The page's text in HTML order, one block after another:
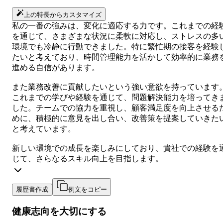
上の特長からカスタマイズ
私の一番の強みは、変化に適応する力です。これまでの経
を通じて、さまざまな状況に柔軟に対応し、ストレスの多
環境でも冷静に行動できました。特に繁忙期の接客を経験
たいと考えており、時間管理能力を活かして効率的に業務
進める自信があります。
また業務改善に貢献したいという強い意欲を持っています
これまでの学びや経験を通じて、問題解決能力を培ってき
した。チームでの協力を重視し、顧客満足度を向上させる
めに、積極的に意見を出し合い、改善策を提案していきた
と考えています。
新しい環境での成長を楽しみにしており、貴社での経験を
じて、さらなるスキル向上を目指します。
履歴書作成 例文をコピー
健康志向を大切にする